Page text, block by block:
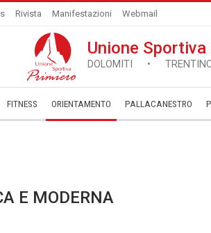
Rivista Manifestazioni Webmail
Unione
DOLOMITI •
FITNESS ORIENTAMENTO PALLACANESTRO
E MODERNA